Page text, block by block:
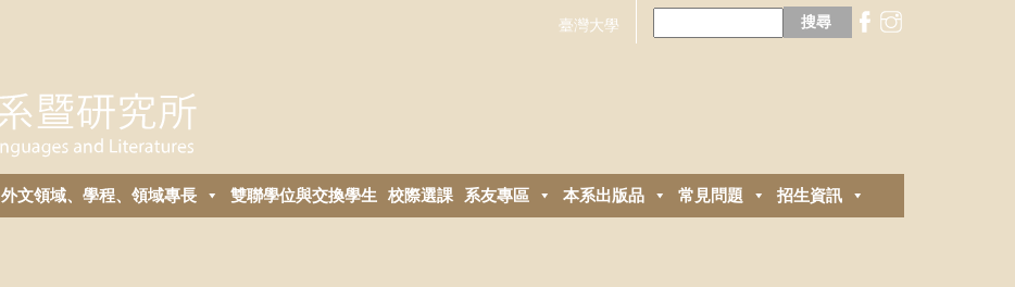
臺灣大學
搜
關
外⽂領域、學程、領域專長 雙聯學位與交換學生 校際選課 系友專區 本系出版品 常見問題 招生資訊